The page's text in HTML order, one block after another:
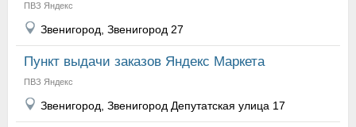
ПВЗ Яндекс
Звенигород, Звенигород 27
Пункт выдачи заказов Яндекс Маркета
ПВЗ Яндекс
Звенигород, Звенигород Депутатская улица 17